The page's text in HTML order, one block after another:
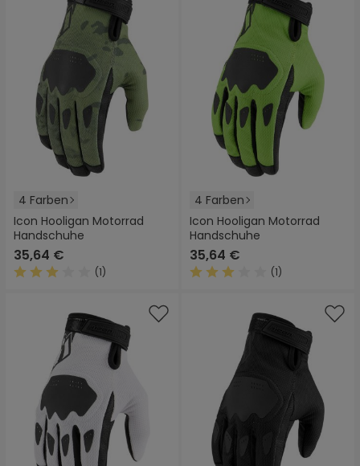
4 Farben
Icon Hooligan Motorrad
Handschuhe
35,64 €
(1)
4 Farben
Icon Hooligan Motorrad
Handschuhe
35,64 €
(1)